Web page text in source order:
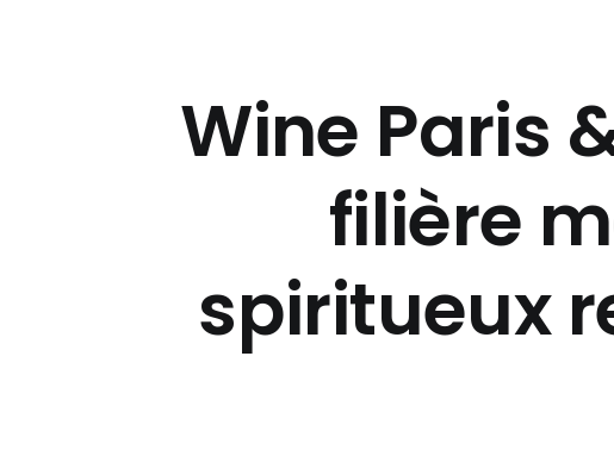
Wine Paris
filière
spiritueux